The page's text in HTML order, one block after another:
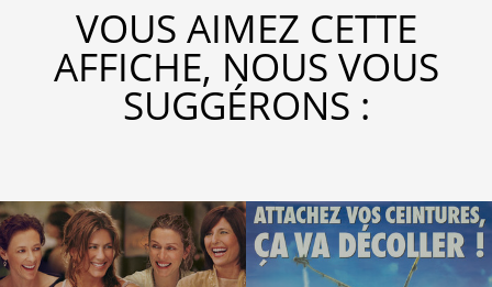
VOUS AIMEZ CETTE
AFFICHE, NOUS VOUS
SUGGÉRONS :